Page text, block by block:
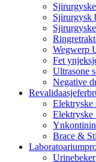
Sjirurgysk
Wegwerp
Fet
Ultrasone
Negative
Elektryske
Elektryske
Brace &
Urinebeker